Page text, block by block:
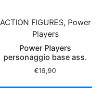
ACTION FIGURES, Power
Players
Power Players
personaggio base ass.
€16,90